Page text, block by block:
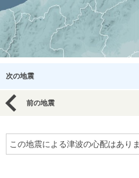
次の地震
前の地震
この地震による津波の心配はありま